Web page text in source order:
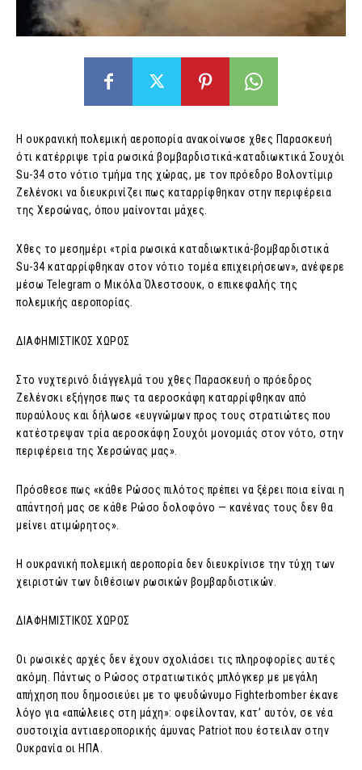
Η ουκρανική πολεμική αεροπορία ανακοίνωσε χθες Παρασκευή
ότι κατέρριψε τρία ρωσικά βομβαρδιστικά-καταδιωκτικά Σουχόι
Su-34 στο νότιο τμήμα της χώρας, με τον πρόεδρο Βολοντίμιρ
Ζελένσκι να διευκρινίζει πως καταρρίφθηκαν στην περιφέρεια
της Χερσώνας, όπου μαίνονται μάχες.
Χθες το μεσημέρι «τρία ρωσικά καταδιωκτικά-βομβαρδιστικά
Su-34 καταρρίφθηκαν στον νότιο τομέα επιχειρήσεων», ανέφερε
μέσω Telegram ο Μικόλα Όλεστσουκ, ο επικεφαλής της
πολεμικής αεροπορίας.
ΔΙΑΦΗΜΙΣΤΙΚΟΣ ΧΩΡΟΣ
Στο νυχτερινό διάγγελμά του χθες Παρασκευή ο πρόεδρος
Ζελένσκι εξήγησε πως τα αεροσκάφη καταρρίφθηκαν από
πυραύλους και δήλωσε «ευγνώμων προς τους στρατιώτες που
κατέστρεψαν τρία αεροσκάφη Σουχόι μονομιάς στον νότο, στην
περιφέρεια της Χερσώνας μας».
Πρόσθεσε πως «κάθε Ρώσος πιλότος πρέπει να ξέρει ποια είναι η
απάντησή μας σε κάθε Ρώσο δολοφόνο — κανένας τους δεν θα
μείνει ατιμώρητος».
Η ουκρανική πολεμική αεροπορία δεν διευκρίνισε την τύχη των
χειριστών των διθέσιων ρωσικών βομβαρδιστικών.
ΔΙΑΦΗΜΙΣΤΙΚΟΣ ΧΩΡΟΣ
Οι ρωσικές αρχές δεν έχουν σχολιάσει τις πληροφορίες αυτές
ακόμη. Πάντως ο Ρώσος στρατιωτικός μπλόγκερ με μεγάλη
απήχηση που δημοσιεύει με το ψευδώνυμο Fighterbomber έκανε
λόγο για «απώλειες στη μάχη»: οφείλονταν, κατ’ αυτόν, σε νέα
συστοιχία αντιαεροπορικής άμυνας Patriot που έστειλαν στην
Ουκρανία οι ΗΠΑ.